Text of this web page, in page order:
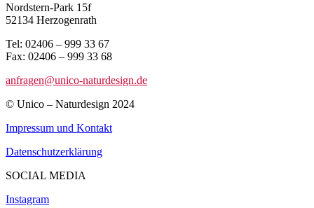
Nordstern-Park 15f
52134 Herzogenrath
Tel: 02406 – 999 33 67
Fax: 02406 – 999 33 68
anfragen@unico-naturdesign.de
© Unico – Naturdesign 2024
Impressum und Kontakt
Datenschutzerklärung
SOCIAL MEDIA
Instagram